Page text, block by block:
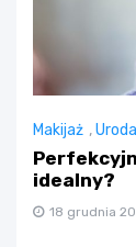
Makijaż ,Uroda
idealny?
18 grudnia